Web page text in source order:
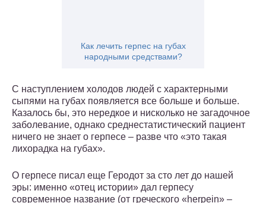
Как лечить герпес на губах
народными средствами?
С наступлением холодов людей с характерными
сыпями на губах появляется все больше и больше.
Казалось бы, это нередкое и нисколько не загадочное
заболевание, однако среднестатистический пациент
ничего не знает о герпесе – разве что «это такая
лихорадка на губах».
О герпесе писал еще Геродот за сто лет до нашей
эры: именно «отец истории» дал герпесу
современное название (от греческого «herpein» –